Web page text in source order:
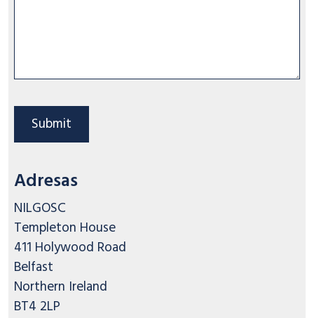
Adresas
NILGOSC
Templeton House
411 Holywood Road
Belfast
Northern Ireland
BT4 2LP